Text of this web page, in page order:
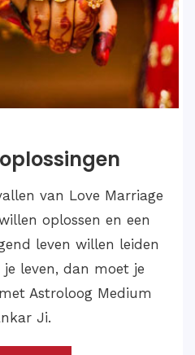
oplossingen
verwijzen naar
of acties die worden
partijen om hun
oplossingen kunnen
van de aard van de
waarin ze optreden.